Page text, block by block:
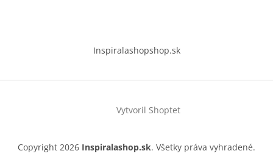
Inspiralashopshop.sk
Vytvoril Shoptet
Copyright 2026 Inspiralashop.sk. Všetky práva vyhradené.